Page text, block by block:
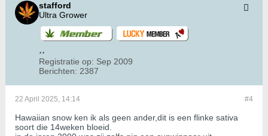
stafford
Ultra Grower
Registratie op: Sep 2009
Berichten: 2387
#4
22 April 2025, 14:14
Hawaiian snow ken ik als geen ander,dit is een flinke sativa
soort die 14weken bloeid.